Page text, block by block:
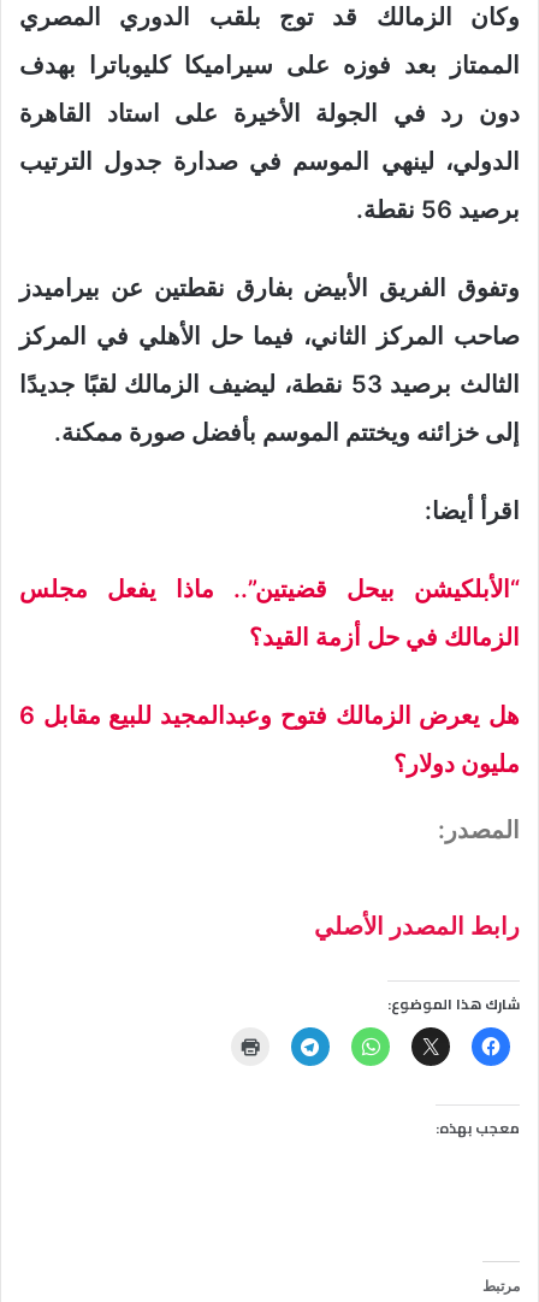
وكان الزمالك قد توج بلقب الدوري المصري
الممتاز بعد فوزه على سيراميكا كليوباترا بهدف
دون رد في الجولة الأخيرة على استاد القاهرة
الدولي، لينهي الموسم في صدارة جدول الترتيب
برصيد 56 نقطة.
وتفوق الفريق الأبيض بفارق نقطتين عن بيراميدز
صاحب المركز الثاني، فيما حل الأهلي في المركز
الثالث برصيد 53 نقطة، ليضيف الزمالك لقبًا جديدًا
إلى خزائنه ويختتم الموسم بأفضل صورة ممكنة.
اقرأ أيضا:
“الأبلكيشن بيحل قضيتين”.. ماذا يفعل مجلس
الزمالك في حل أزمة القيد؟
هل يعرض الزمالك فتوح وعبدالمجيد للبيع مقابل 6
مليون دولار؟
المصدر:
رابط المصدر الأصلي
شارك هذا الموضوع:
معجب بهذه:
مرتبط